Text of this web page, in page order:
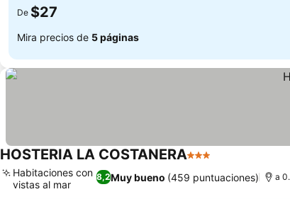
De $27
Mira precios de 5 páginas
HOSTERIA LA COSTANERA3 Estrellas
8,2Muy bueno (459 puntuaciones)
Habitaciones con
vistas al mar
a